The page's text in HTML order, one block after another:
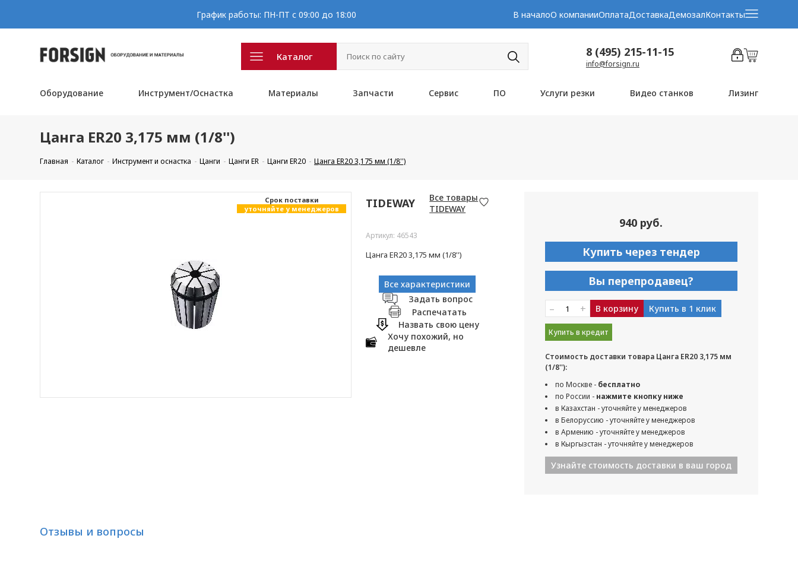
График работы: ПН-ПТ с 09:00 до 18:00 В началоО компанииОплатаДоставкаДемозалКонтакты
Каталог 8 (495) 215-11-15
info@forsign.ru
Оборудование Инструмент/Оснастка Материалы Запчасти Сервис ПО Услуги резки Видео станков Лизинг
Цанга ER20 3,175 мм (1/8'')
Главная Каталог Инструмент и оснастка Цанги Цанги ER Цанги ER20 Цанга ER20 3,175 мм (1/8'')
Cрок поставки
уточняйте у менеджеров
TIDEWAY
Все товары
TIDEWAY
Артикул: 46543
Цанга ER20 3,175 мм (1/8'')
Все характеристики
Задать вопрос
Распечатать
Назвать свою цену
Хочу похожий, но
дешевле
940 руб.
Купить через тендер
Вы перепродавец?
– + В корзину Купить в 1 клик
Купить в кредит
Стоимость доставки товара Цанга ER20 3,175 мм
(1/8''):
по Москве - бесплатно
по России - нажмите кнопку ниже
в Казахстан - уточняйте у менеджеров
в Белоруссию - уточняйте у менеджеров
в Армению - уточняйте у менеджеров
в Кыргызстан - уточняйте у менеджеров
Узнайте стоимость доставки в ваш город
Отзывы и вопросы